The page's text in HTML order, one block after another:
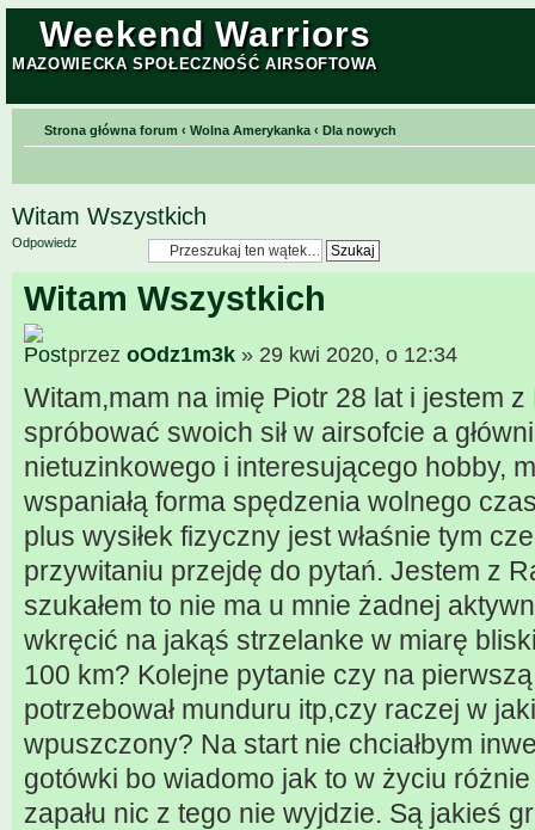
Weekend Warriors
MAZOWIECKA SPOŁECZNOŚĆ AIRSOFTOWA
Strona główna forum ‹ Wolna Amerykanka ‹ Dla nowych
Witam Wszystkich
Odpowiedz
Witam Wszystkich
przez oOdz1m3k » 29 kwi 2020, o 12:34
Witam,mam na imię Piotr 28 lat i jestem z
spróbować swoich sił w airsofcie a
nietuzinkowego i interesującego hobby,
wspaniałą forma spędzenia wolnego
plus wysiłek fizyczny jest właśnie tym
przywitaniu przejdę do pytań. Jestem z
szukałem to nie ma u mnie żadnej
wkręcić na jakąś strzelanke w miarę
100 km? Kolejne pytanie czy na
potrzebował munduru itp,czy raczej w
wpuszczony? Na start nie chciałbym
gotówki bo wiadomo jak to w życiu
zapału nic z tego nie wyjdzie. Są jakieś